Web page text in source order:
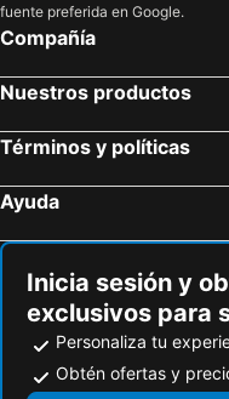
fuente preferida en Google.
Compañía
Nuestros productos
Términos y políticas
Ayuda
Inicia sesión y
exclusivos para
Personaliza tu
Obtén ofertas y